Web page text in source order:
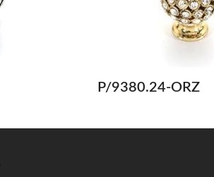
P/9380.24-ORZ